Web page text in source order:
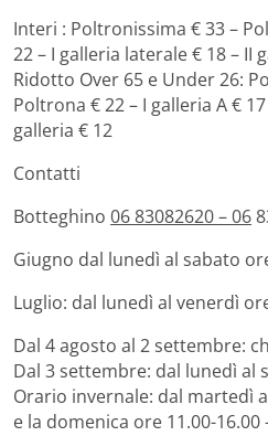
Interi : Poltronissima € 33 –
22 – I galleria laterale € 18 – II
Ridotto Over 65 e Under 26:
Poltrona € 22 – I galleria A €
galleria € 12
Contatti
Botteghino 06 83082620 – 06
Giugno dal lunedì al sabato
Luglio: dal lunedì al venerdì
Dal 4 agosto al 2 settembre:
Dal 3 settembre: dal lunedì al
Orario invernale: dal martedì
e la domenica ore 11.00-